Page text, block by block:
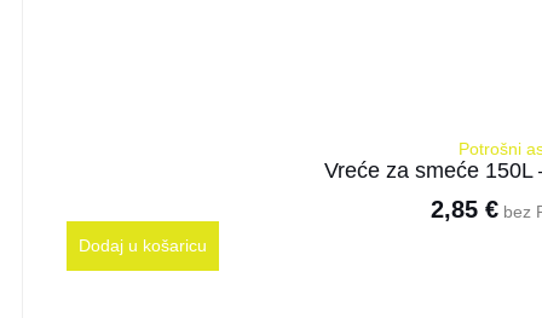
Potrošni
Vreće za smeće
2,85 €bez
Dodaj u košaricu